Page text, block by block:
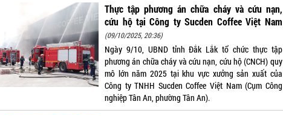
Thực tập phương án chữa cháy và cứu nạn,
cứu hộ tại Công ty Sucden Coffee Việt Nam
(09/10/2025, 20:36)
Ngày 9/10, UBND tỉnh Đắk Lắk tổ chức thực tập
phương án chữa cháy và cứu nạn, cứu hộ (CNCH) quy
mô lớn năm 2025 tại khu vực xưởng sản xuất của
Công ty TNHH Sucden Coffee Việt Nam (Cụm Công
nghiệp Tân An, phường Tân An).